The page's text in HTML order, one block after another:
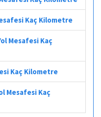
Kaç Kilometre
Mesafesi Kaç
Kaç Kilometre
Mesafesi Kaç